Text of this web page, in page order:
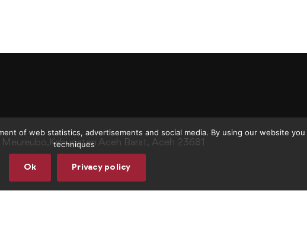
Meureubo,Kabupaten Aceh Barat, Aceh 23681
of web statistics, advertisements and social media. By using our website
techniques
Ok Privacy policy